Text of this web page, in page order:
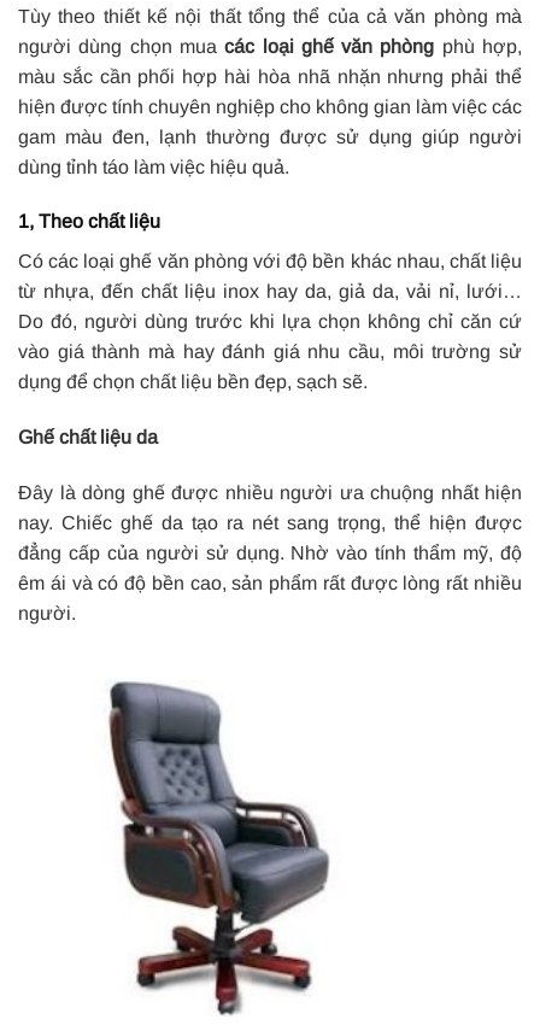
Tùy theo thiết kế nội thất tổng thể của cả văn phòng mà
người dùng chọn muacác loại ghế văn phòng phù hợp,
màu sắc cần phối hợp hài hòa nhã nhặn nhưng phải thể
hiện được tính chuyên nghiệp cho không gian làm việc các
gam màu đen, lạnh thường được sử dụng giúp người
dùng tỉnh táo làm việc hiệu quả.
1, Theo chất liệu
Có các loại ghế văn phòng với độ bền khác nhau, chất liệu
từ nhựa, đến chất liệu inox hay da, giả da, vải nỉ, lưới…
Do đó, người dùng trước khi lựa chọn không chỉ căn cứ
vào giá thành mà hay đánh giá nhu cầu, môi trường sử
dụng để chọn chất liệu bền đẹp, sạch sẽ.
Ghế chất liệu da
Đây là dòng ghế được nhiều người ưa chuộng nhất hiện
nay. Chiếc ghế da tạo ra nét sang trọng, thể hiện được
đẳng cấp của người sử dụng. Nhờ vào tính thẩm mỹ, độ
êm ái và có độ bền cao, sản phẩm rất được lòng rất nhiều
người.